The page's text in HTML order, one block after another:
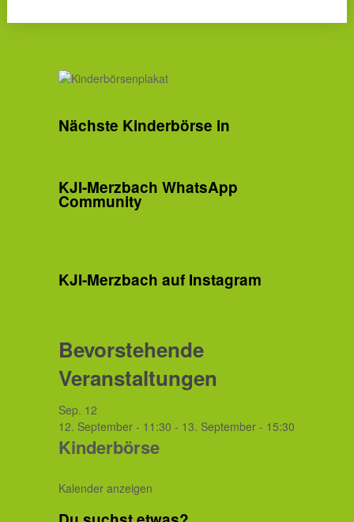
Nächste Kinderbörse in
KJI-Merzbach WhatsApp
Community
KJI-Merzbach auf Instagram
Bevorstehende
Veranstaltungen
Sep. 12
12. September - 11:30 - 13. September - 15:30
Kinderbörse
Kalender anzeigen